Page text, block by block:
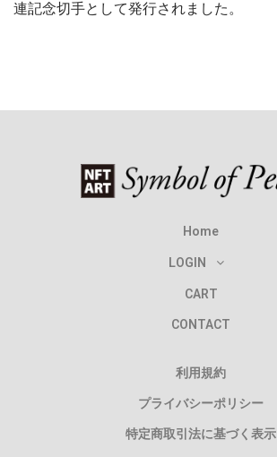
連記念切手として発行されました。
Home
LOGIN
CART
CONTACT
利用規約
プライバシーポリシー
特定商取引法に基づく表示